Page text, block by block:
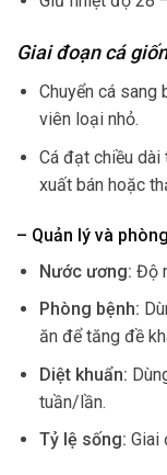
Giai đoạn cá
Chuyển cá sang
viên loại nhỏ.
Cá đạt chiều
xuất bán hoặc
– Quản lý và
Nước ương: Độ
Phòng bệnh:
ăn để tăng đề
Diệt khuẩn:
tuần/lần.
Tỷ lệ sống: Giai